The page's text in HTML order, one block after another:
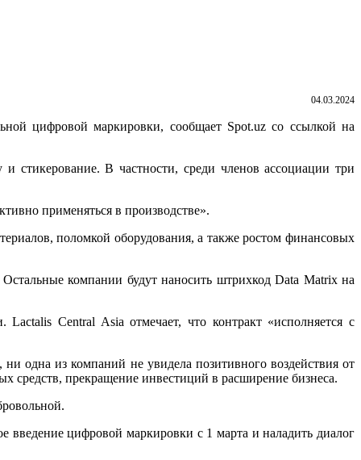
04.03.2024
цифровой маркировки, сообщает Spot.uz со ссылкой на
стикерование. В частности, среди членов ассоциации три
применяться в производстве».
поломкой оборудования, а также ростом финансовых
компании будут наносить штрихкод Data Matrix на
Central Asia отмечает, что контракт «исполняется с
одна из компаний не увидела позитивного воздействия от
средств, прекращение инвестиций в расширение бизнеса.
введение цифровой маркировки с 1 марта и наладить диалог